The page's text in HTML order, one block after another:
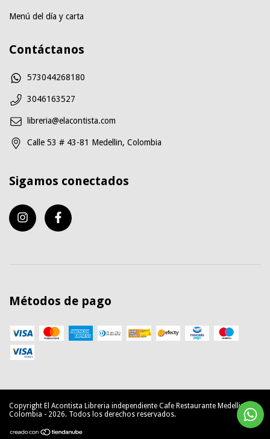
Menú del día y carta
Contáctanos
573044268180
3046163527
libreria@elacontista.com
Calle 53 # 43-81 Medellin, Colombia
Sigamos conectados
Métodos de pago
Copyright El Acontista Libreria independiente Cafe Restaurante Medellin
Colombia - 2026. Todos los derechos reservados.